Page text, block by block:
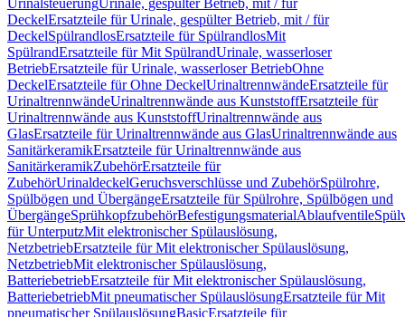
UrinalsteuerungUrinale, gespülter Betrieb, mit / für
DeckelErsatzteile für Urinale, gespülter Betrieb, mit / für
DeckelSpülrandlosErsatzteile für SpülrandlosMit
SpülrandErsatzteile für Mit SpülrandUrinale, wasserloser
BetriebErsatzteile für Urinale, wasserloser BetriebOhne
DeckelErsatzteile für Ohne DeckelUrinaltrennwändeErsatzteile für
UrinaltrennwändeUrinaltrennwände aus KunststoffErsatzteile für
Urinaltrennwände aus KunststoffUrinaltrennwände aus
GlasErsatzteile für Urinaltrennwände aus GlasUrinaltrennwände aus
SanitärkeramikErsatzteile für Urinaltrennwände aus
SanitärkeramikZubehörErsatzteile für
ZubehörUrinaldeckelGeruchsverschlüsse und ZubehörSpülrohre,
Spülbögen und ÜbergängeErsatzteile für Spülrohre, Spülbögen und
ÜbergängeSprühkopfzubehörBefestigungsmaterialAblaufventile
für UnterputzMit elektronischer Spülauslösung,
NetzbetriebErsatzteile für Mit elektronischer Spülauslösung,
NetzbetriebMit elektronischer Spülauslösung,
BatteriebetriebErsatzteile für Mit elektronischer Spülauslösung,
BatteriebetriebMit pneumatischer SpülauslösungErsatzteile für Mit
pneumatischer SpülauslösungBasicErsatzteile für